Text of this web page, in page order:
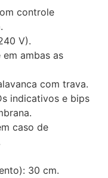
controle
V).
ambas as
com trava.
indicativos e bips
caso de
30 cm.